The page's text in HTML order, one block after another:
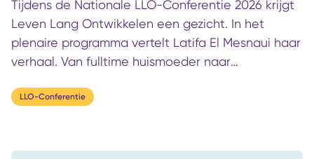
Tijdens de Nationale LLO-Conferentie 2026 krijgt
Leven Lang Ontwikkelen een gezicht. In het
plenaire programma vertelt Latifa El Mesnaui haar
verhaal. Van fulltime huismoeder naar
opnieuw student. Haar route laat zien wat er
mens en samenleving.
LLO-Conferentie